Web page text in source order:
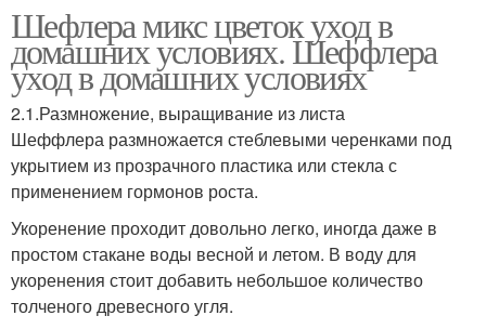
Шефлера микс цветок уход в
домашних условиях. Шеффлера
уход в домашних условиях
2.1.Размножение, выращивание из листа
Шеффлера размножается стеблевыми черенками под
укрытием из прозрачного пластика или стекла с
применением гормонов роста.
Укоренение проходит довольно легко, иногда даже в
простом стакане воды весной и летом. В воду для
укоренения стоит добавить небольшое количество
толченого древесного угля.